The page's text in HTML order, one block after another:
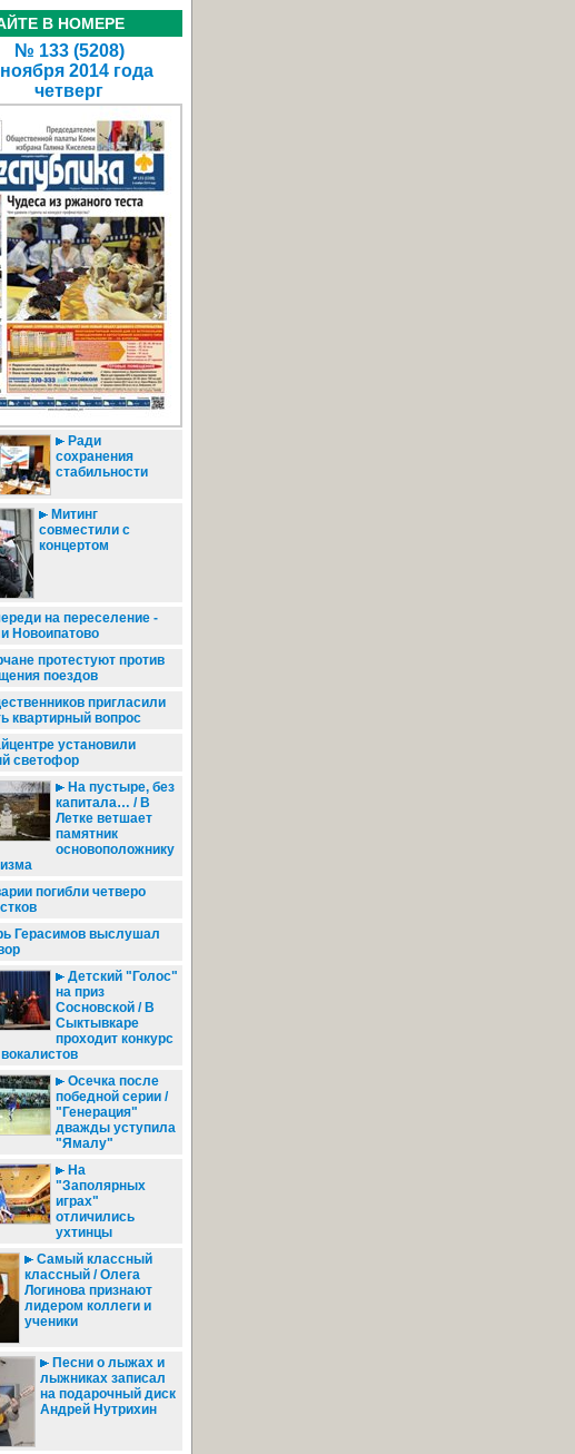
В НОМЕРЕ
№ 133 (5208)
2014 года
четверг
Ради
сохранения
стабильности
Митинг
совместили с
концертом
на переселение -
Новоипатово
протестуют против
поездов
пригласили
квартирный вопрос
установили
светофор
На пустыре, без
капитала… / В
Летке ветшает
памятник
основоположнику
погибли четверо
Герасимов выслушал
Детский "Голос"
на приз
Сосновской / В
Сыктывкаре
проходит конкурс
Осечка после
победной серии /
"Генерация"
дважды уступила
"Ямалу"
На
"Заполярных
играх"
отличились
ухтинцы
Самый классный
классный / Олега
Логинова признают
лидером коллеги и
ученики
Песни о лыжах и
лыжниках записал
на подарочный диск
Андрей Нутрихин